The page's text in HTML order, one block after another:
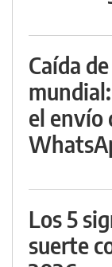
Caída
el envío
Los 5
suerte